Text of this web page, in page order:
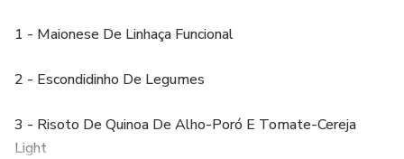
1 - Maionese De Linhaça Funcional
2 - Escondidinho De Legumes
3 - Risoto De Quinoa De Alho-Poró E Tomate-Cereja
Light